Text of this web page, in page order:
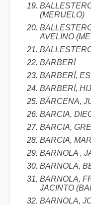
(MERUELO)
AVELINO
BARBERÍ
BARBERÍ,
BARBERÍ,
BÁRCENA,
BARCIA,
BARCIA,
BARCIA,
BARNOLA ,
BARNOLA,
BARNOLA,
JACINTO
BARNOLA,